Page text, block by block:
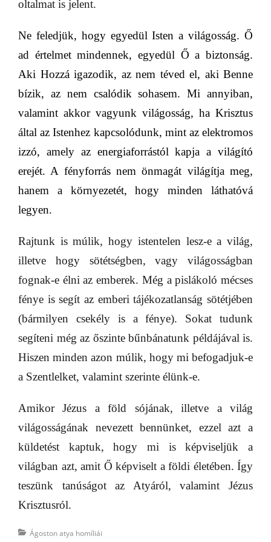
oltalmat is jelent.
Ne feledjük, hogy egyedül Isten a világosság. Ő
ad értelmet mindennek, egyedül Ő a biztonság.
Aki Hozzá igazodik, az nem téved el, aki Benne
bízik, az nem csalódik sohasem. Mi annyiban,
valamint akkor vagyunk világosság, ha Krisztus
által az Istenhez kapcsolódunk, mint az elektromos
izzó, amely az energiaforrástól kapja a világító
erejét. A fényforrás nem önmagát világítja meg,
hanem a környezetét, hogy minden láthatóvá
legyen.
Rajtunk is múlik, hogy istentelen lesz-e a világ,
illetve hogy sötétségben, vagy világosságban
fognak-e élni az emberek. Még a pislákoló mécses
fénye is segít az emberi tájékozatlanság sötétjében
(bármilyen csekély is a fénye). Sokat tudunk
segíteni még az őszinte bűnbánatunk példájával is.
Hiszen minden azon múlik, hogy mi befogadjuk-e
a Szentlelket, valamint szerinte élünk-e.
Amikor Jézus a föld sójának, illetve a világ
világosságának nevezett bennünket, ezzel azt a
küldetést kaptuk, hogy mi is képviseljük a
világban azt, amit Ő képviselt a földi életében. Így
teszünk tanúságot az Atyáról, valamint Jézus
Krisztusról.
Categories
Ágoston atya homíliái